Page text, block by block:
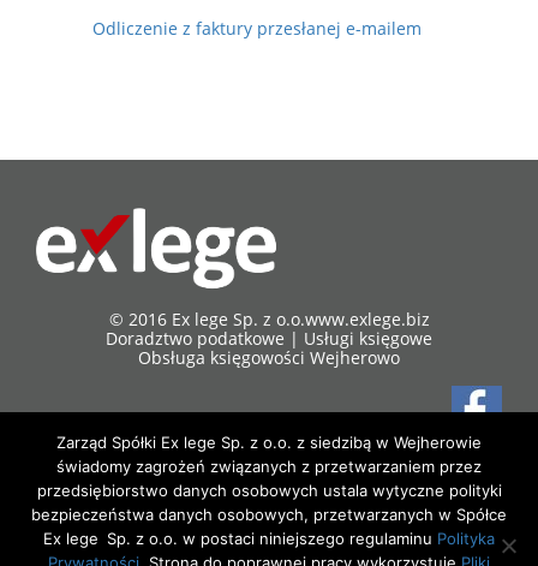
Odliczenie z faktury przesłanej e-mailem
© 2016 Ex lege Sp. z o.o.www.exlege.biz
Doradztwo podatkowe | Usługi księgowe
Obsługa księgowości Wejherowo
84-200 Wejherowo
ul. 3 maja 17/7
Tel/fax 58 738 98 58
kom. 510 179 851
SEO PARTNER
Zarząd Spółki Ex lege Sp. z o.o. z siedzibą w Wejherowie świadomy zagrożeń
Zarząd Spółki Ex lege Sp. z o.o. z siedzibą w Wejherowie
świadomy zagrożeń związanych z przetwarzaniem przez
przedsiębiorstwo danych osobowych ustala wytyczne polityki
bezpieczeństwa danych osobowych, przetwarzanych w Spółce
Ex lege Sp. z o.o. w postaci niniejszego regulaminu Polityka